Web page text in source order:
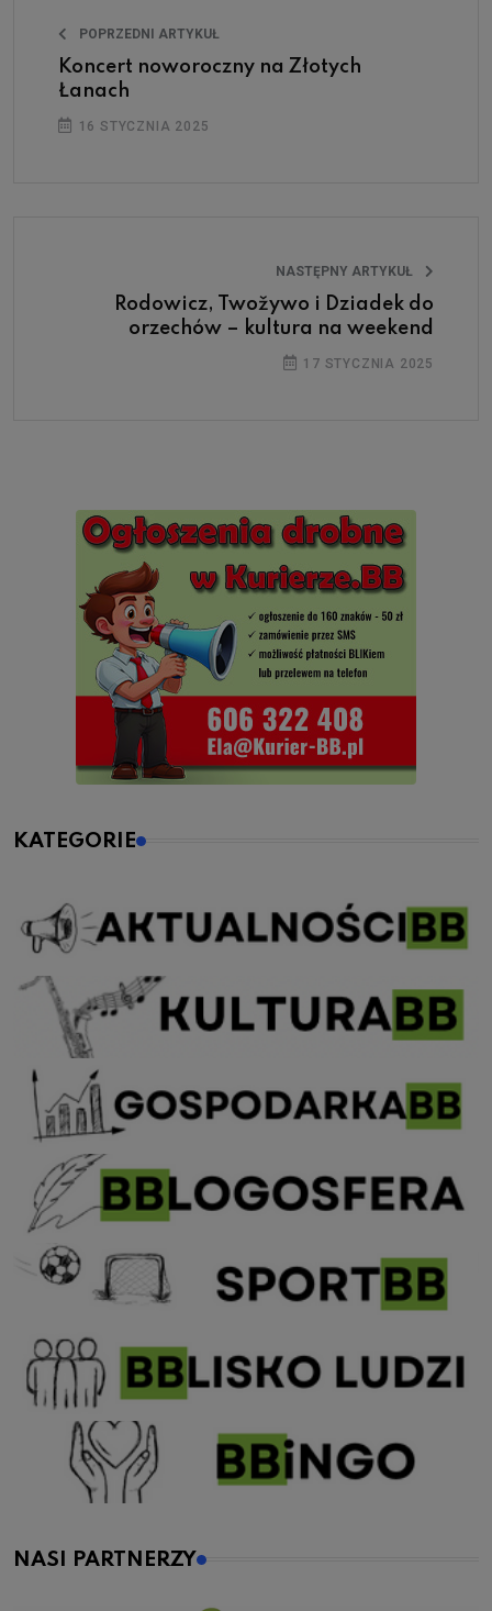
POPRZEDNI ARTYKUŁ
Koncert noworoczny na Złotych
Łanach
16 STYCZNIA 2025
NASTĘPNY ARTYKUŁ
Rodowicz, Twožywo i Dziadek do
orzechów – kultura na weekend
17 STYCZNIA 2025
KATEGORIE
NASI PARTNERZY